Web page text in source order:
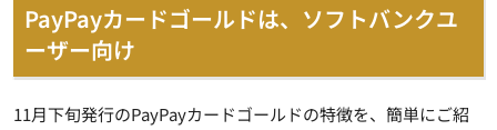
PayPayカードゴールドは、ソフトバンクユ
ーザー向け
11月下旬発行のPayPayカードゴールドの特徴を、簡単にご紹